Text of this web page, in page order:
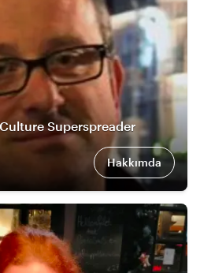
Superspreader
Hakkımda